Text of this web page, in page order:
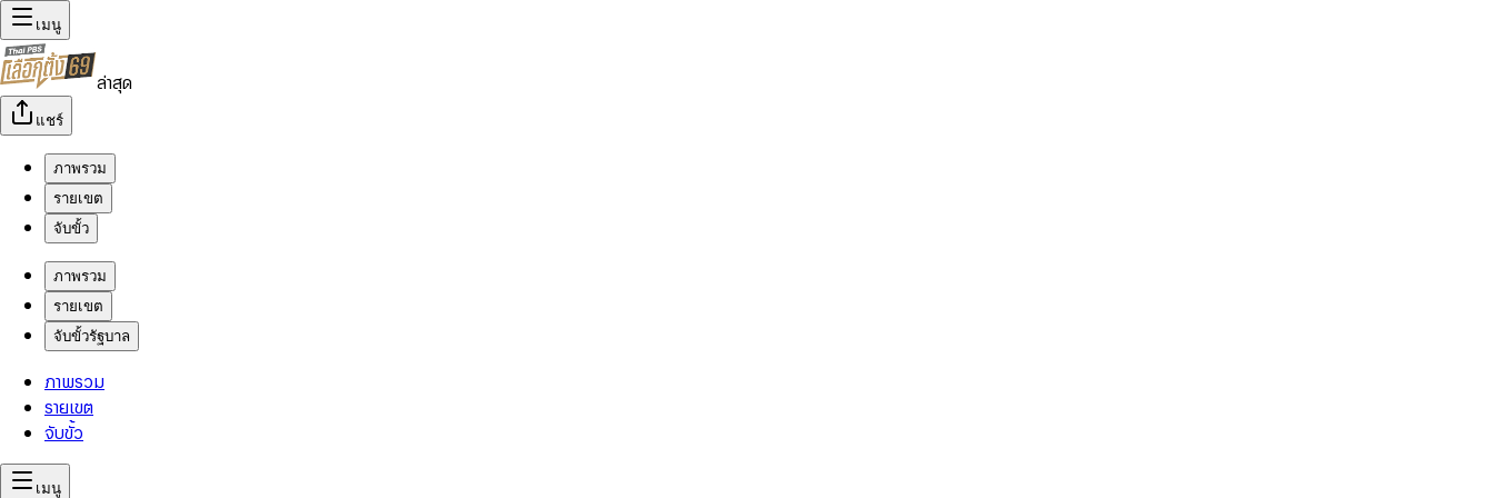
เมนู
ล่าสุด
แชร์
ภาพรวม
รายเขต
จับขั้ว
ภาพรวม
รายเขต
จับขั้วรัฐบาล
ภาพรวม
รายเขต
จับขั้ว
เมนู